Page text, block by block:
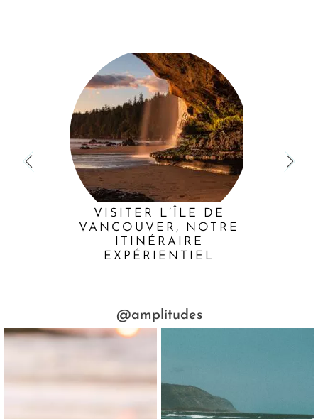
VISITER L’ÎLE DE
VANCOUVER, NOTRE
ITINÉRAIRE
EXPÉRIENTIEL
@amplitudes